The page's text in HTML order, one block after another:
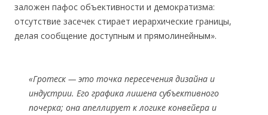
заложен пафос объективности и демократизма:
отсутствие засечек стирает иерархические границы,
делая сообщение доступным и прямолинейным».
«Гротеск — это точка пересечения дизайна и
индустрии. Его графика лишена субъективного
почерка; она апеллирует к логике конвейера и